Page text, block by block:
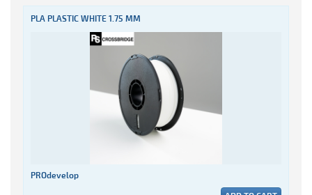
PLA PLASTIC WHITE 1.75 MM
PROdevelop